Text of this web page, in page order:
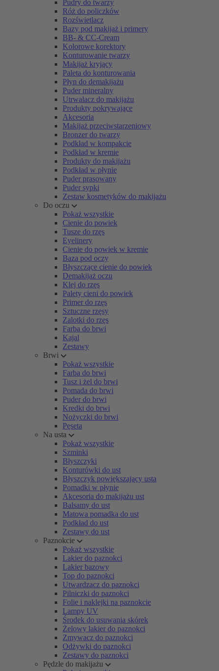
Pudry do twarzy
Róż do policzków
Rozświetlacz
Bazy pod makijaż i primery
BB- & CC-Cream
Kolorowe korektory
Konturowanie twarzy
Makijaż kryjący
Paleta do konturowania
Płyn do demakijażu
Puder mineralny
Utrwalacz do makijażu
Produkty pokrywające
Akcesoria
Makijaż przeciwstarzeniowy
Bronzer do twarzy
Podkład w kompakcie
Podkład w kremie
Produkty do makijażu
Podkład w płynie
Puder prasowany
Puder sypki
Zestaw kosmetyków do makijażu
Do oczu
Pokaż wszystkie
Cienie do powiek
Tusze do rzęs
Eyelinery
Cienie do powiek w kremie
Baza pod oczy
Błyszczące cienie do powiek
Demakijaż oczu
Klej do rzęs
Palety cieni do powiek
Primer do rzęs
Sztuczne rzęsy
Zalotki do rzęs
Farba do brwi
Kajal
Zestawy
Brwi
Pokaż wszystkie
Farba do brwi
Tusz i żel do brwi
Pomada do brwi
Puder do brwi
Kredki do brwi
Nożyczki do brwi
Pęseta
Na usta
Pokaż wszystkie
Szminki
Błyszczyki
Konturówki do ust
Błyszczyk powiększający usta
Pomadki w płynie
Akcesoria do makijażu ust
Balsamy do ust
Matowa pomadka do ust
Podkład do ust
Zestawy do ust
Paznokcie
Pokaż wszystkie
Lakier do paznokci
Lakier bazowy
Top do paznokci
Utwardzacz do paznokci
Pilniczki do paznokci
Folie i naklejki na paznokcie
Lampy UV
Środek do usuwania skórek
Żelowy lakier do paznokci
Zmywacz do paznokci
Odżywki do paznokci
Zestawy do paznokci
Pędzle do makijażu